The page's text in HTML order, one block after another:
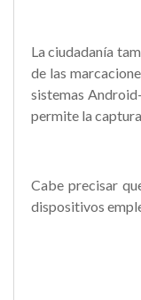
La ciudadanía
de las
sistemas
permite la
Cabe precisar
dispositivos